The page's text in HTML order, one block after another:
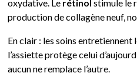
oxydative. Le rétinol stimule le
production de collagène neuf,
En clair : les soins entretiennent
l’assiette protège celui
aucun ne remplace l’autre.